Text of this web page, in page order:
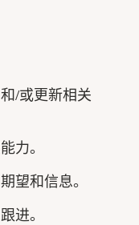
/或更新相关
力。
望和信息。
进。